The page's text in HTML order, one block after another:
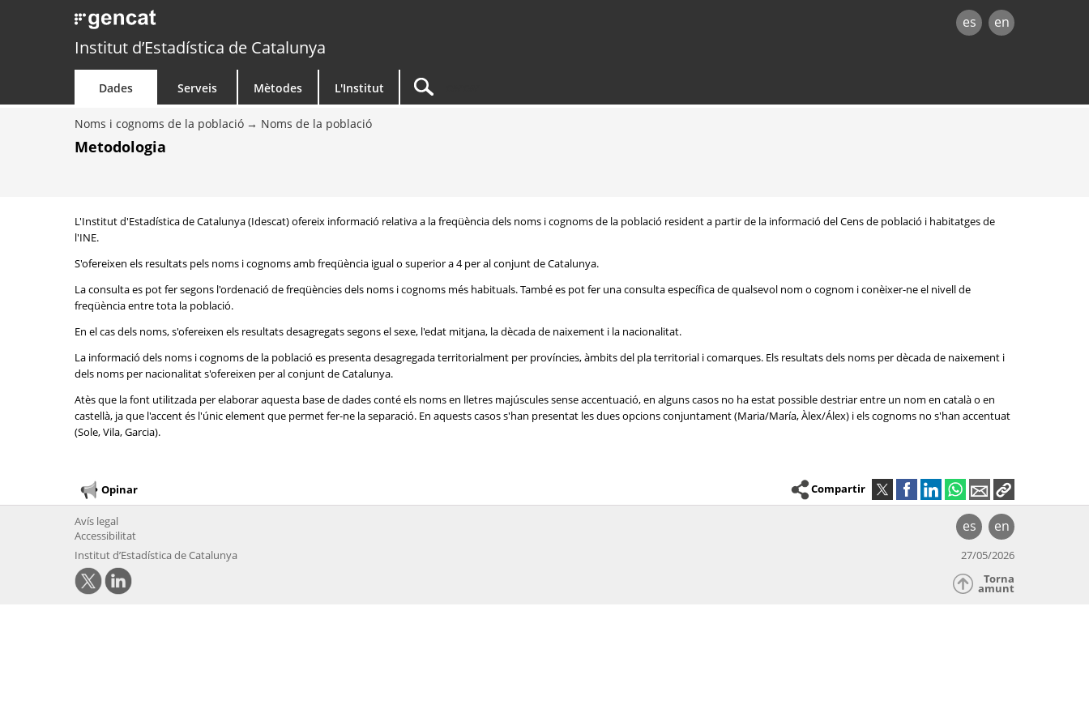
es en
Institut d’Estadística de Catalunya
Dades Serveis Mètodes L'Institut
Noms i cognoms de la població Noms de la població
Metodologia
L'Institut d'Estadística de Catalunya (Idescat) ofereix informació relativa a la freqüència dels noms i cognoms de la població resident a partir de la informació del Cens de població i habitatges de
l'INE.
S'ofereixen els resultats pels noms i cognoms amb freqüència igual o superior a 4 per al conjunt de Catalunya.
La consulta es pot fer segons l'ordenació de freqüències dels noms i cognoms més habituals. També es pot fer una consulta específica de qualsevol nom o cognom i conèixer-ne el nivell de
freqüència entre tota la població.
En el cas dels noms, s'ofereixen els resultats desagregats segons el sexe, l'edat mitjana, la dècada de naixement i la nacionalitat.
La informació dels noms i cognoms de la població es presenta desagregada territorialment per províncies, àmbits del pla territorial i comarques. Els resultats dels noms per dècada de naixement i
dels noms per nacionalitat s'ofereixen per al conjunt de Catalunya.
Atès que la font utilitzada per elaborar aquesta base de dades conté els noms en lletres majúscules sense accentuació, en alguns casos no ha estat possible destriar entre un nom en català o en
castellà, ja que l'accent és l'únic element que permet fer-ne la separació. En aquests casos s'han presentat les dues opcions conjuntament (Maria/María, Àlex/Álex) i els cognoms no s'han accentuat
(Sole, Vila, Garcia).
Opinar Compartir
es en
Avís legal
Accessibilitat
Institut d’Estadística de Catalunya
27/05/2026
Torna
amunt